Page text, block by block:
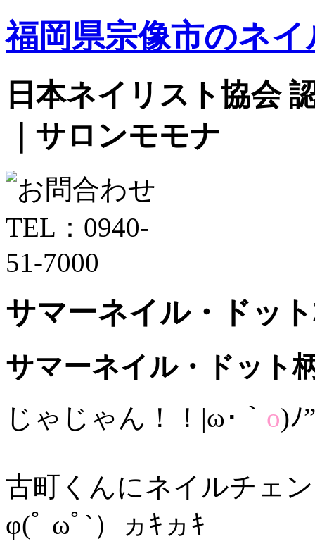
福岡県宗像市のネ
日本ネイリスト協会
｜サロンモモナ
サマーネイル・ド
サマーネイル・ドッ
じゃじゃん！！|ω･｀ o)ﾉ”
古町くんにネイルチェ
φ(ﾟ ωﾟ`）ヵｷヵｷ